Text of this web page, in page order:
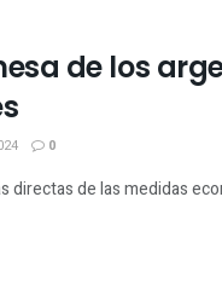
de los
0
directas de las medidas